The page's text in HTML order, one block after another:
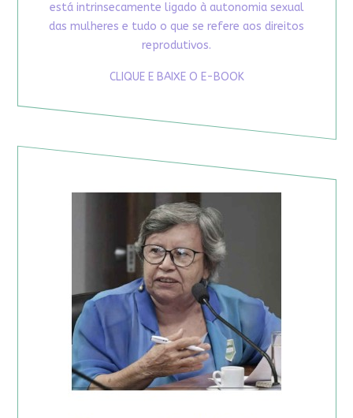
está intrinsecamente ligado à autonomia sexual
das mulheres e tudo o que se refere aos direitos
reprodutivos.
CLIQUE E BAIXE O E-BOOK